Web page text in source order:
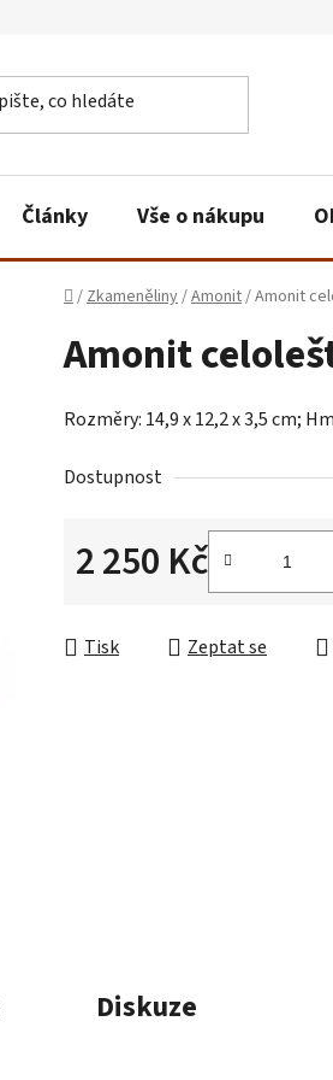
Články Vše o nákupu
Domů
/Zkameněliny/Amonit/Amonit
Amonit
Rozměry: 14,9 x 12,2 x 3,5 cm;
Dostupnost
2 250 Kč
Tisk Zeptat se
Diskuze